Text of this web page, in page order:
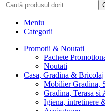
Meniu
Categorii
Promotii & Noutati
Pachete
Noutati
Casa, Gradina & Bricolaj
Mobilier Gradina,
Gradina, Terasa si
Igiena, intretinere